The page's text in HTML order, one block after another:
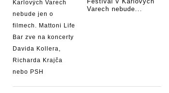
Varech nebude...